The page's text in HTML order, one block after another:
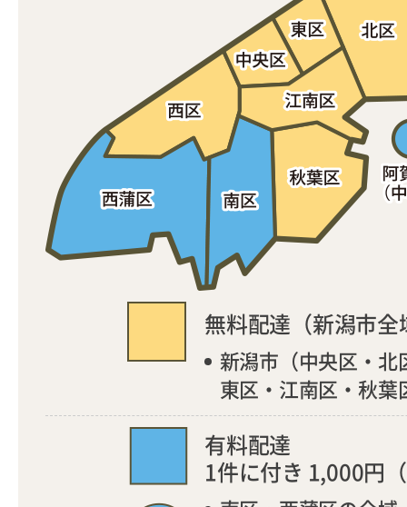
無料配達（新潟市全
新潟市（中央区・北
東区・江南区・秋葉
有料配達
1件に付き 1,000円